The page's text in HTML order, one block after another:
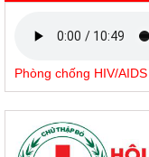
Phòng chống HIV/AIDS